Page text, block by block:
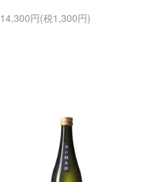
14,300円(税1,300円)